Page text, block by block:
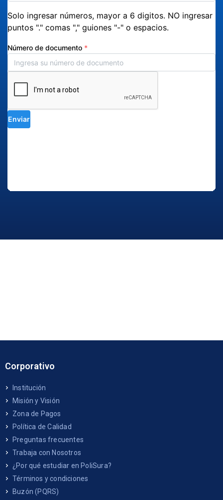
Corporativo
Institución
Misión y Visión
Zona de Pagos
Política de Calidad
Preguntas frecuentes
Trabaja con Nosotros
¿Por qué estudiar en PoliSura?
Términos y condiciones
Buzón (PQRS)